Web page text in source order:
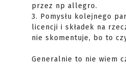
przez np allegro.
3. Pomysłu kolejnego
licencji i składek na
nie skomentuje, bo to
Generalnie to nie wiem